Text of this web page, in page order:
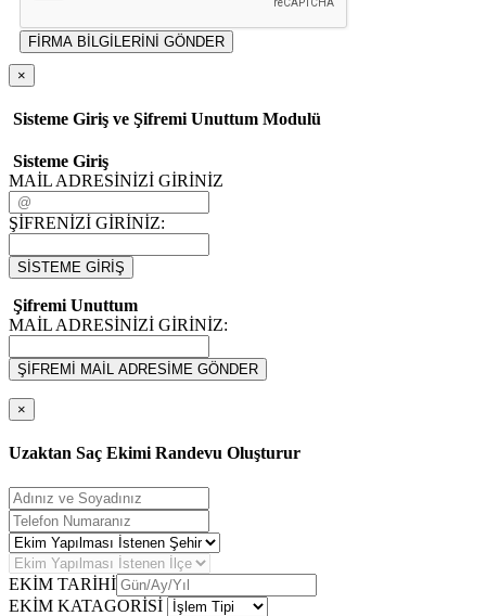
FİRMA BİLGİLERİNİ GÖNDER
×
Sisteme Giriş ve Şifremi Unuttum Modulü
Sisteme Giriş
MAİL ADRESİNİZİ GİRİNİZ
ŞİFRENİZİ GİRİNİZ:
SİSTEME GİRİŞ
Şifremi Unuttum
MAİL ADRESİNİZİ GİRİNİZ:
ŞİFREMİ MAİL ADRESİME GÖNDER
×
Uzaktan Saç Ekimi Randevu Oluşturur
EKİM TARİHİ
EKİM KATAGORİSİ